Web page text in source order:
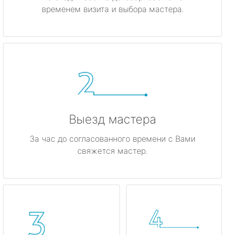
временем визита и выбора мастера.
Выезд мастера
За час до согласованного времени с Вами
свяжется мастер.